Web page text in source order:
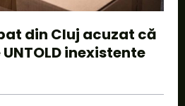
din Cluj acuzat că
inexistente